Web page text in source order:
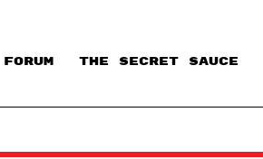
THE SECRET SAUCE​